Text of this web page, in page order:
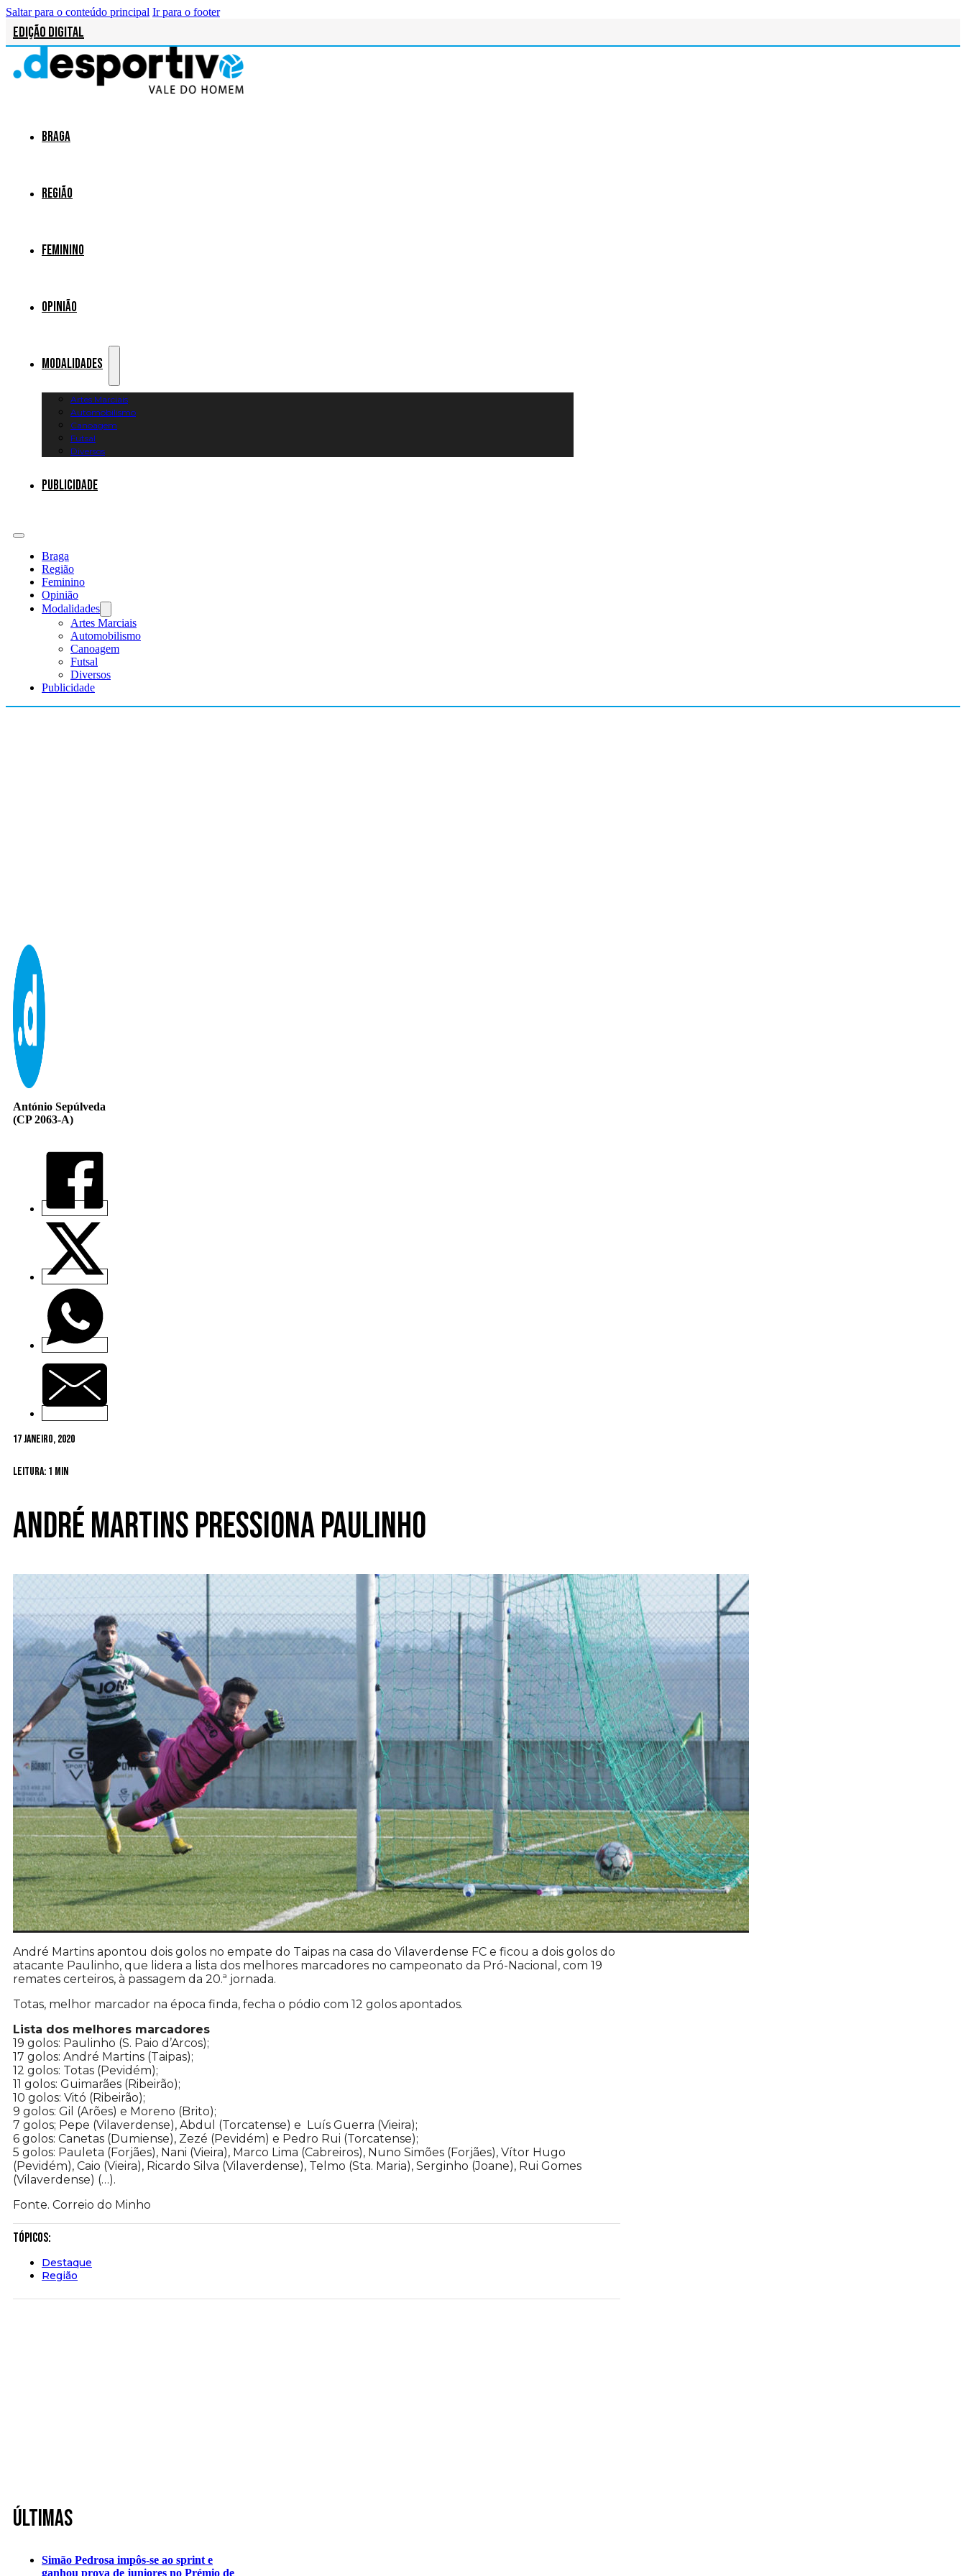
Saltar para o conteúdo principal Ir para o footer
Edição Digital
Braga
Região
Feminino
Opinião
Modalidades
Artes Marciais
Automobilismo
Canoagem
Futsal
Diversos
Publicidade
Braga
Região
Feminino
Opinião
Modalidades
Artes Marciais
Automobilismo
Canoagem
Futsal
Diversos
Publicidade
António Sepúlveda
(CP 2063-A)
17 Janeiro, 2020
Leitura: 1 min
André Martins pressiona Paulinho
André Martins apontou dois golos no empate do Taipas na casa do Vilaverdense FC e ficou a dois golos do
atacante Paulinho, que lidera a lista dos melhores marcadores no campeonato da Pró-Nacional, com 19
remates certeiros, à passagem da 20.ª jornada.
Totas, melhor marcador na época finda, fecha o pódio com 12 golos apontados.
Lista dos melhores marcadores
19 golos: Paulinho (S. Paio d’Arcos);
17 golos: André Martins (Taipas);
12 golos: Totas (Pevidém);
11 golos: Guimarães (Ribeirão);
10 golos: Vitó (Ribeirão);
9 golos: Gil (Arões) e Moreno (Brito);
7 golos; Pepe (Vilaverdense), Abdul (Torcatense) e Luís Guerra (Vieira);
6 golos: Canetas (Dumiense), Zezé (Pevidém) e Pedro Rui (Torcatense);
5 golos: Pauleta (Forjães), Nani (Vieira), Marco Lima (Cabreiros), Nuno Simões (Forjães), Vítor Hugo
(Pevidém), Caio (Vieira), Ricardo Silva (Vilaverdense), Telmo (Sta. Maria), Serginho (Joane), Rui Gomes
(Vilaverdense) (…).
Fonte. Correio do Minho
Tópicos:
Destaque
Região
Últimas
Simão Pedrosa impôs-se ao sprint e
ganhou prova de juniores no Prémio de